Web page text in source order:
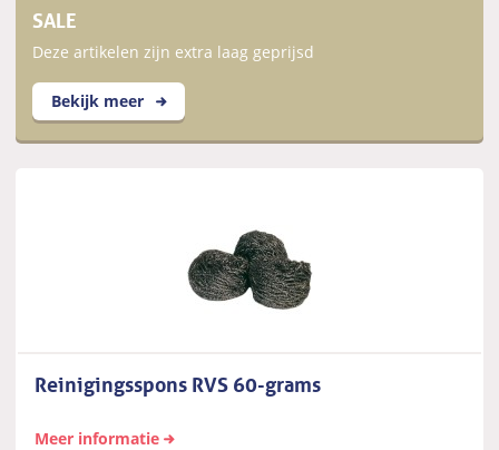
SALE
Deze artikelen zijn extra laag geprijsd
Bekijk meer
Reinigingsspons RVS 60-grams
Meer informatie